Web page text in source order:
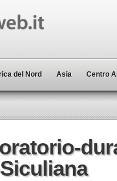
del Nord Asia Centro